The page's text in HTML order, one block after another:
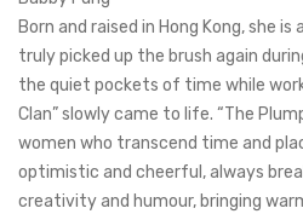
Born and raised in Hong Kong, she
truly picked up the brush again
the quiet pockets of time while
Clan” slowly came to life. “The
women who transcend time and
optimistic and cheerful, always
creativity and humour, bringing